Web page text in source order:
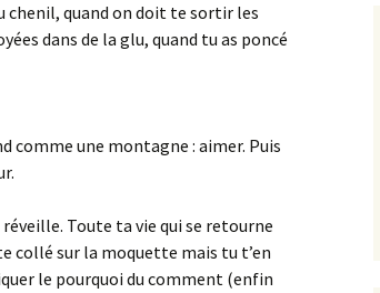
chenil, quand on doit te sortir les
dans de la glu, quand tu as poncé
comme une montagne : aimer. Puis
Toute ta vie qui se retourne
collé sur la moquette mais tu t’en
le pourquoi du comment (enfin